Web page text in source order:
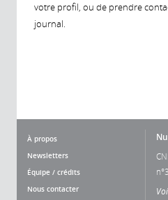
votre profil, ou de prendre
journal.
À propos
Newsletters
Équipe / crédits
Nous contacter